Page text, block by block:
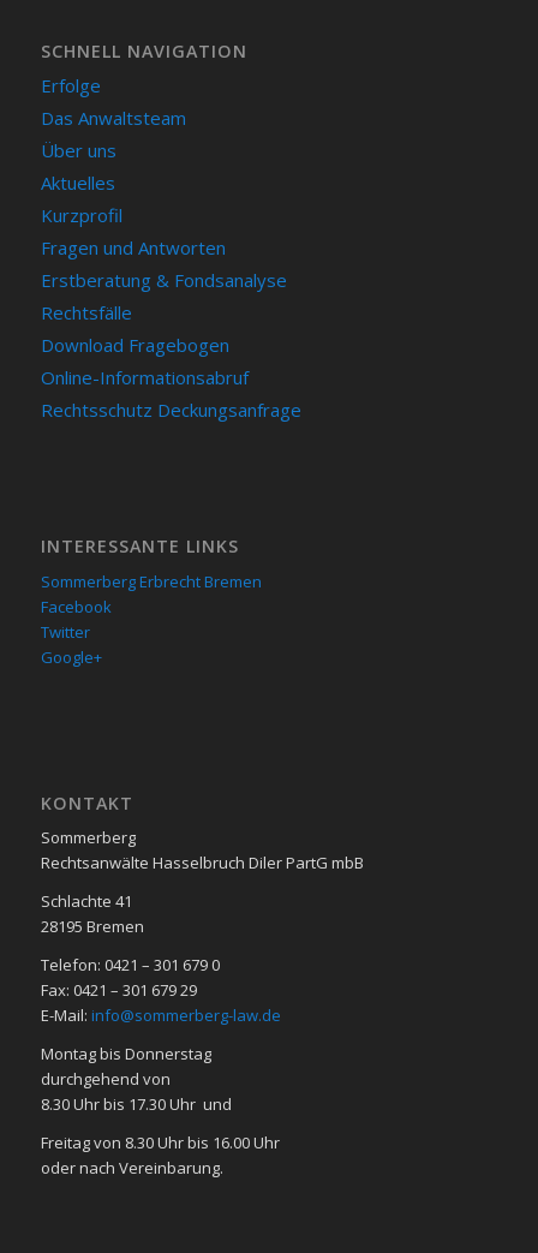
SCHNELL NAVIGATION
Erfolge
Das Anwaltsteam
Über uns
Aktuelles
Kurzprofil
Fragen und Antworten
Erstberatung & Fondsanalyse
Rechtsfälle
Download Fragebogen
Online-Informationsabruf
Rechtsschutz Deckungsanfrage
INTERESSANTE LINKS
Sommerberg Erbrecht Bremen
Facebook
Twitter
Google+
KON­TAKT
Sommerberg
Rechtsanwälte Hasselbruch Diler PartG mbB
Schlachte 41
28195 Bre­men
Telefon: 0421 – 301 679 0
Fax: 0421 – 301 679 29
E-Mail: info@sommerberg-law.de
Mon­tag bis Don­ners­tag
durch­ge­hend von
8.30 Uhr bis 17.30 Uhr und
Frei­tag von 8.30 Uhr bis 16.00 Uhr
oder nach Ver­ein­ba­rung.